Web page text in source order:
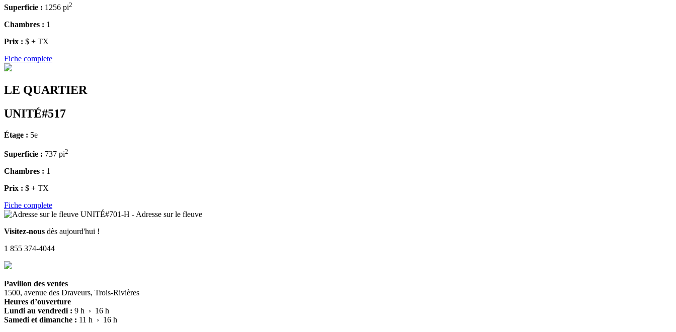
Superficie : 1256 pi2
Chambres : 1
Prix : $ + TX
Fiche complete
LE QUARTIER
UNITÉ#517
Étage : 5e
Superficie : 737 pi2
Chambres : 1
Prix : $ + TX
Fiche complete
Visitez-nous dès aujourd'hui !
1 855 374-4044
Pavillon des ventes
1500, avenue des Draveurs, Trois-Rivières
Heures d’ouverture
Lundi au vendredi : 9 h › 16 h
Samedi et dimanche : 11 h › 16 h